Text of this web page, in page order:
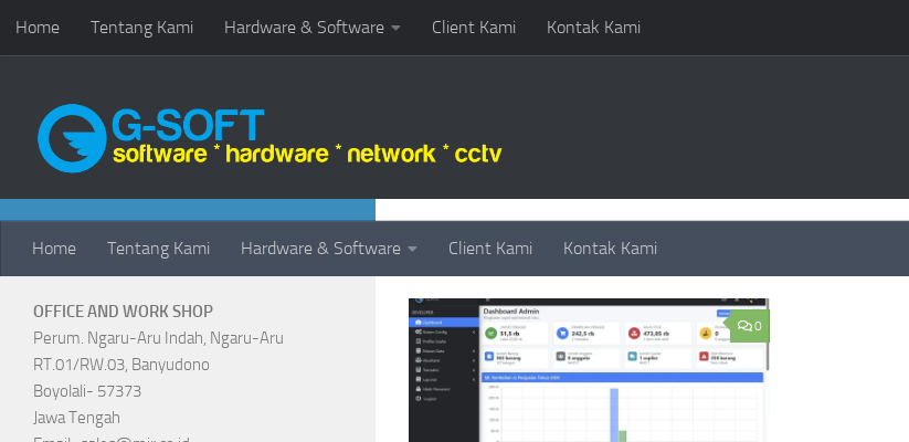
Skip to content
Home Tentang Kami Hardware & Software Client Kami Kontak Kami
Home Tentang Kami Hardware & Software Client Kami Kontak Kami
0
OFFICE AND WORK SHOP
Perum. Ngaru-Aru Indah, Ngaru-Aru
RT.01/RW.03, Banyudono
Boyolali- 57373
Jawa Tengah